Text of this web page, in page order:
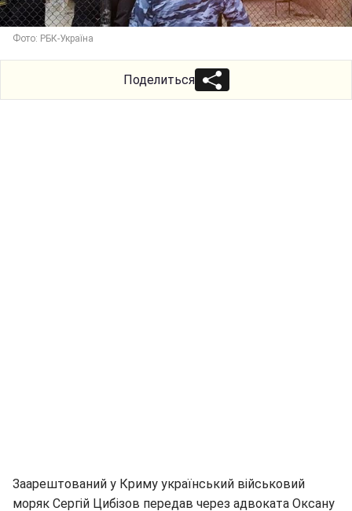
Фото: РБК-Україна
Поделиться
Заарештований у Криму український військовий
моряк Сергій Цибізов передав через адвоката Оксану